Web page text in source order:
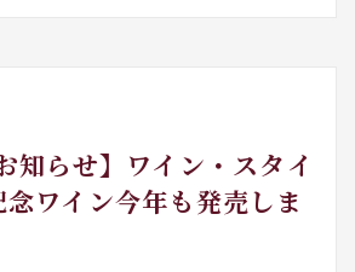
知らせ】ワイン・スタイ
念ワイン今年も発売しま